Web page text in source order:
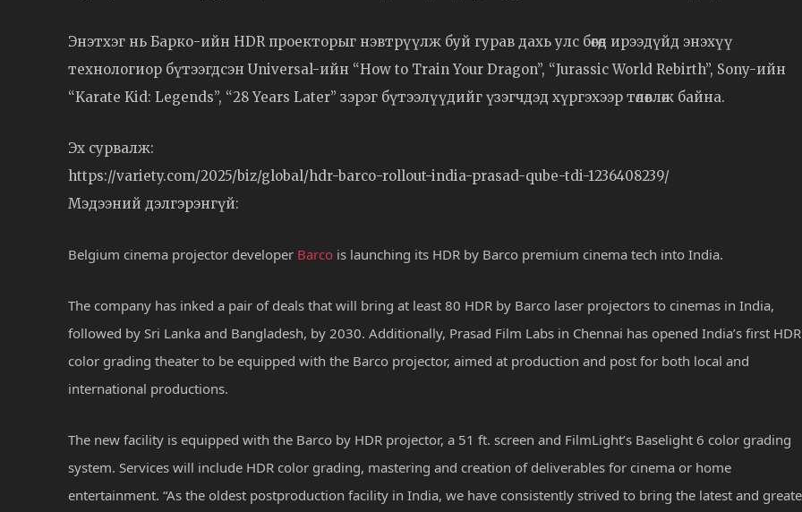
Энэтхэг нь Барко-ийн HDR проекторыг нэвтрүүлж буй гурав дахь улс бөгөөд ирээдүйд энэхүү
технологиор бүтээгдсэн Universal-ийн “How to Train Your Dragon”, “Jurassic World Rebirth”, Sony-ийн
“Karate Kid: Legends”, “28 Years Later” зэрэг бүтээлүүдийг үзэгчдэд хүргэхээр төлөвлөж байна.
Эх сурвалж:
https://variety.com/2025/biz/global/hdr-barco-rollout-india-prasad-qube-tdi-1236408239/
Мэдээний дэлгэрэнгүй:
Belgium cinema projector developer Barco is launching its HDR by Barco premium cinema tech into India.
The company has inked a pair of deals that will bring at least 80 HDR by Barco laser projectors to cinemas in India,
followed by Sri Lanka and Bangladesh, by 2030. Additionally, Prasad Film Labs in Chennai has opened India’s first HDR
color grading theater to be equipped with the Barco projector, aimed at production and post for both local and
international productions.
The new facility is equipped with the Barco by HDR projector, a 51 ft. screen and FilmLight’s Baselight 6 color grading
system. Services will include HDR color grading, mastering and creation of deliverables for cinema or home
entertainment. “As the oldest postproduction facility in India, we have consistently strived to bring the latest and